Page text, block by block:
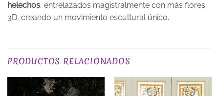
helechos, entrelazados magistralmente con más flores
3D, creando un movimiento escultural único.
EXCLUSIVO_ONLINE yes
PRODUCTOS RELACIONADOS